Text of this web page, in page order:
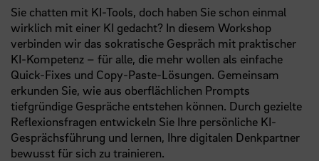
Sie chatten mit KI-Tools, doch haben Sie schon einmal
wirklich mit einer KI gedacht? In diesem Workshop
verbinden wir das sokratische Gespräch mit praktischer
KI-Kompetenz – für alle, die mehr wollen als einfache
Quick-Fixes und Copy-Paste-Lösungen. Gemeinsam
erkunden Sie, wie aus oberflächlichen Prompts
tiefgründige Gespräche entstehen können. Durch gezielte
Reflexionsfragen entwickeln Sie Ihre persönliche KI-
Gesprächsführung und lernen, Ihre digitalen Denkpartner
bewusst für sich zu trainieren.